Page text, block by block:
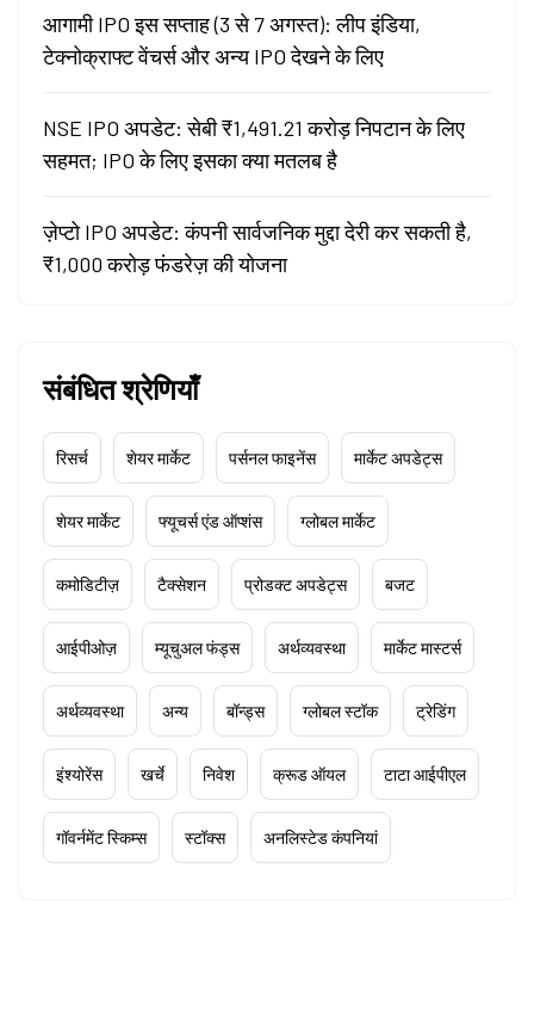
आगामी IPO इस सप्ताह (3 से 7 अगस्त): लीप इंडिया,
टेक्नोक्राफ्ट वेंचर्स और अन्य IPO देखने के लिए
NSE IPO अपडेट: सेबी ₹1,491.21 करोड़ निपटान के लिए
सहमत; IPO के लिए इसका क्या मतलब है
ज़ेप्टो IPO अपडेट: कंपनी सार्वजनिक मुद्दा देरी कर सकती है,
₹1,000 करोड़ फंडरेज़ की योजना
संबंधित श्रेणियाँ
रिसर्च शेयर मार्केट पर्सनल फाइनेंस मार्केट अपडेट्स
शेयर मार्केट फ्यूचर्स एंड ऑप्शंस ग्लोबल मार्केट
कमोडिटीज़ टैक्सेशन प्रोडक्ट अपडेट्स बजट
आईपीओज़ म्यूचुअल फंड्स अर्थव्यवस्था मार्केट मास्टर्स
अर्थव्यवस्था अन्य बॉन्ड्स ग्लोबल स्टॉक ट्रेडिंग
इंश्योरेंस खर्चे निवेश क्रूड ऑयल टाटा आईपीएल
गॉवर्नमेंट स्किम्स स्टॉक्स अनलिस्टेड कंपनियां